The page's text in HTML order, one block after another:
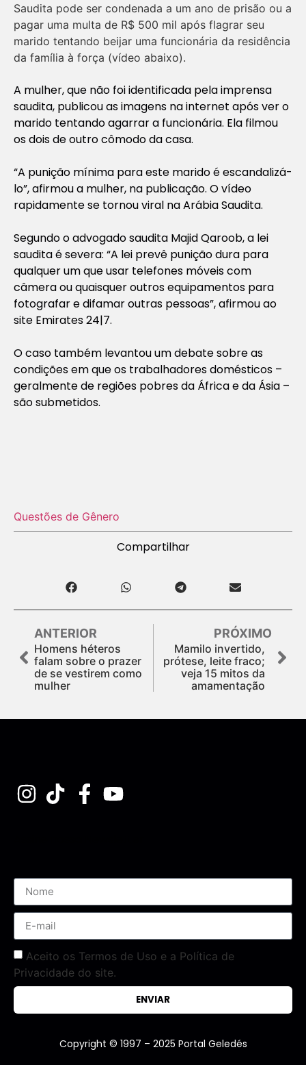
Saudita pode ser condenada a um ano de prisão ou a
pagar uma multa de R$ 500 mil após flagrar seu
marido tentando beijar uma funcionária da residência
da família à força (vídeo abaixo).
A mulher, que não foi identificada pela imprensa
saudita, publicou as imagens na internet após ver o
marido tentando agarrar a funcionária. Ela filmou
os dois de outro cômodo da casa.
“A punição mínima para este marido é escandalizá-
lo”, afirmou a mulher, na publicação. O vídeo
rapidamente se tornou viral na Arábia Saudita.
Segundo o advogado saudita Majid Qaroob, a lei
saudita é severa: “A lei prevê punição dura para
qualquer um que usar telefones móveis com
câmera ou quaisquer outros equipamentos para
fotografar e difamar outras pessoas”, afirmou ao
site Emirates 24|7.
O caso também levantou um debate sobre as
condições em que os trabalhadores domésticos –
geralmente de regiões pobres da África e da Ásia –
são submetidos.
Questões de Gênero
Compartilhar
ANTERIOR
Homens héteros
falam sobre o prazer
de se vestirem como
mulher
PRÓXIMO
Mamilo invertido,
prótese, leite fraco;
veja 15 mitos da
amamentação
Aceito os Termos de Uso e a Política de
Privacidade do site.
ENVIAR
Copyright © 1997 – 2025 Portal Geledés